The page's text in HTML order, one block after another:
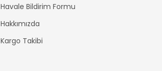
Havale Bildirim Formu
Hakkımızda
Kargo Takibi